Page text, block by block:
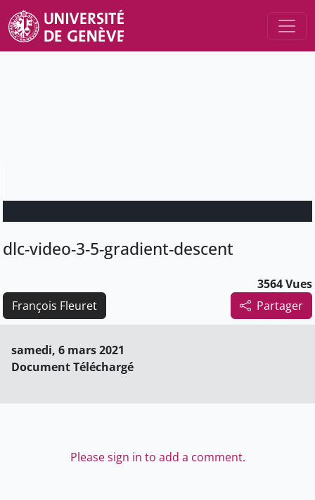
dlc-video-3-5-gradient-descent
3564 Vues
Partager
François Fleuret
samedi, 6 mars 2021
Document Téléchargé
Please sign in to add a comment.